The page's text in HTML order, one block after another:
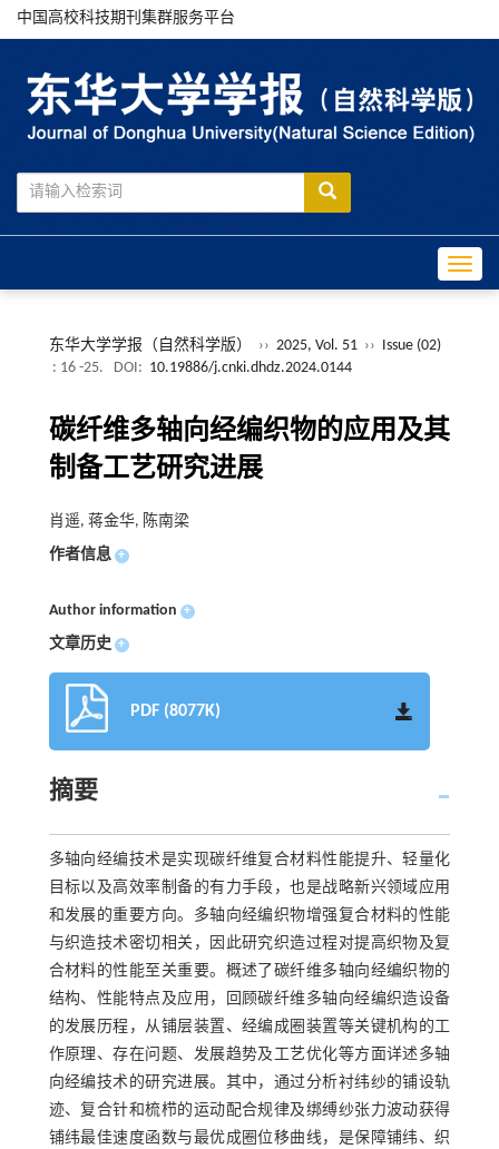
中国高校科技期刊集群服务平台
东华大学学报（自然科学版） ›› 2025, Vol. 51 ›› Issue (02)
: 16 -25.
DOI: 10.19886/j.cnki.dhdz.2024.0144
碳纤维多轴向经编织物的应用及其
制备工艺研究进展
肖遥, 蒋金华, 陈南梁
作者信息 +
Author information +
文章历史 +
PDF (8077K)
摘要
多轴向经编技术是实现碳纤维复合材料性能提升、轻量化
目标以及高效率制备的有力手段，也是战略新兴领域应用
和发展的重要方向。多轴向经编织物增强复合材料的性能
与织造技术密切相关，因此研究织造过程对提高织物及复
合材料的性能至关重要。概述了碳纤维多轴向经编织物的
结构、性能特点及应用，回顾碳纤维多轴向经编织造设备
的发展历程，从铺层装置、经编成圈装置等关键机构的工
作原理、存在问题、发展趋势及工艺优化等方面详述多轴
向经编技术的研究进展。其中，通过分析衬纬纱的铺设轨
迹、复合针和梳栉的运动配合规律及绑缚纱张力波动获得
铺纬最佳速度函数与最优成圈位移曲线，是保障铺纬、织